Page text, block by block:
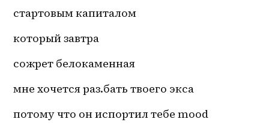
стартовым капиталом
который завтра
сожрет белокаменная
мне хочется раз.бать твоего экса
потому что он испортил тебе mood